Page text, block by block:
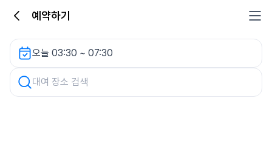
예약하기
오늘 03:30 ~ 07:30
한샘인테리어 청주점 주차장 렌터카